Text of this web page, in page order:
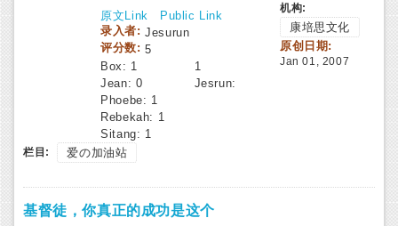
原文Link
Public Link
录入者: Jesurun
评分数:5
Box: 1
Jean: 0 Jesrun:
1
Phoebe: 1
Rebekah: 1
Sitang: 1
机构:
康培思文化
原创日期:
Jan 01, 2007
栏目: 爱の加油站
基督徒，你真正的成功是这个